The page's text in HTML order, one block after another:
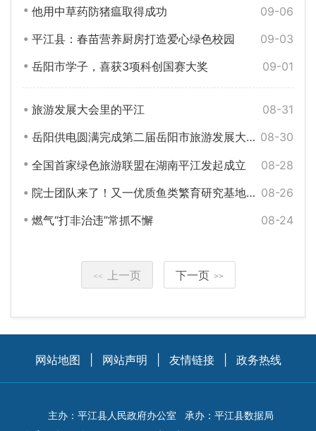
09-06
他用中草药防猪瘟取得成功
09-03
平江县：春苗营养厨房打造爱心绿色校园
09-01
岳阳市学子，喜获3项科创国赛大奖
08-31
旅游发展大会里的平江
08-30
岳阳供电圆满完成第二届岳阳市旅游发展大会保电工作
08-28
全国首家绿色旅游联盟在湖南平江发起成立
08-26
院士团队来了！又一优质鱼类繁育研究基地落户平江县
08-24
燃气“打非治违”常抓不懈
<< 上一页 下一页 >>
网站地图 网站声明 友情链接 政务热线
主办：平江县人民政府办公室
承办：平江县数据局